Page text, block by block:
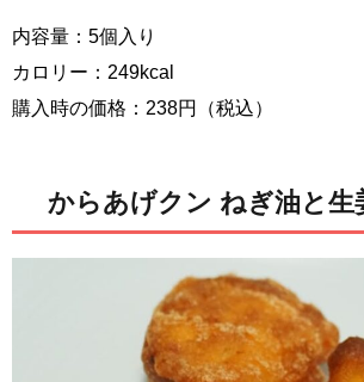
内容量：5個入り
カロリー：249kcal
購入時の価格：238円（税込）
からあげクン ねぎ油と生